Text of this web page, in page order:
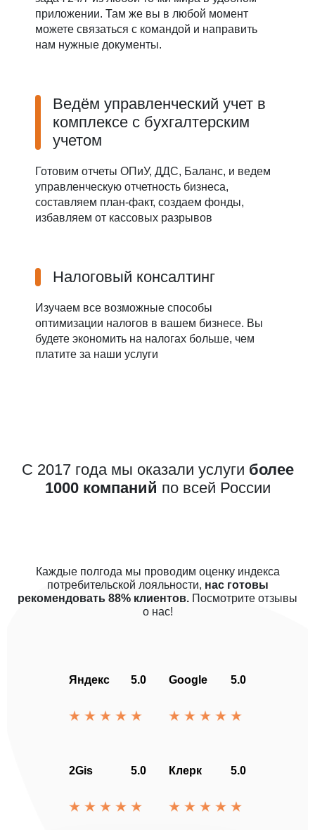
приложении. Там же вы в любой момент
можете связаться с командой и направить
нам нужные документы.
Ведём управленческий учет в
комплексе с бухгалтерским
учетом
Готовим отчеты ОПиУ, ДДС, Баланс, и ведем
управленческую отчетность бизнеса,
составляем план-факт, создаем фонды,
избавляем от кассовых разрывов
Налоговый консалтинг
Изучаем все возможные способы
оптимизации налогов в вашем бизнесе. Вы
будете экономить на налогах больше, чем
платите за наши услуги
С 2017 года мы оказали услуги более
1000 компаний по всей России
Каждые полгода мы проводим оценку индекса
потребительской лояльности, нас готовы
рекомендовать 88% клиентов. Посмотрите отзывы
о нас!
Яндекс 5.0 Google 5.0
2Gis 5.0 Клерк 5.0